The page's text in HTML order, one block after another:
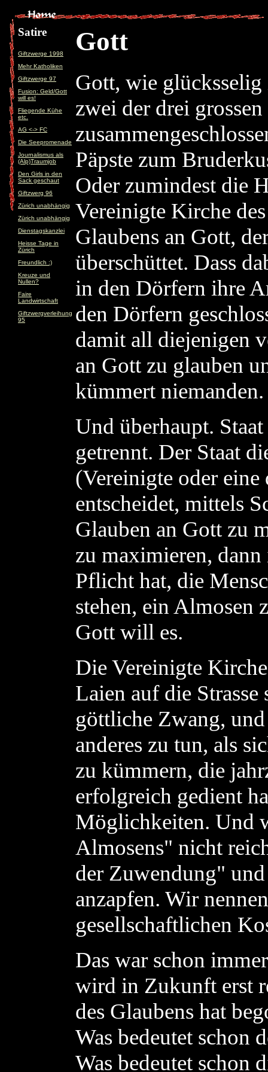
Satire
Giftzwerge 1998
Mehr Katholiken
Giftzwerge 97
Fusion: Geld/Gott
will es!
Fliegende Kühe
etc.
AG <-> FC
Die Seepromenade
Journalismus als
(Alp)Traumjob
Den Girls in den
Sack geschaut
Giftzwerg 96
Zürich unabhängig
Zürich unabhängig
Dienstagskanzlei
Heisse Tage in
Zürich
Freundlich :)
Kreuze und
Nullen?
Faire
Landwirtschaft
Giftzwergverleihung
95
Gott
Gott, wie glücksselig
zwei der drei
Päpste zum
Oder zumindest die
Vereinigte Kirche
Glaubens an Gott,
überschüttet. Dass
in den Dörfern ihre
den Dörfern
damit all diejenigen
an Gott zu glauben
kümmert niemanden.
Und überhaupt.
getrennt. Der Staat
(Vereinigte oder
entscheidet, mittels
Glauben an Gott zu
zu maximieren, dann
Pflicht hat, die
stehen, ein Almosen
Gott will es.
Die Vereinigte
Laien auf die
göttliche Zwang,
anderes zu tun, als
zu kümmern, die
erfolgreich gedient
Möglichkeiten. Und
Almosens" nicht
der Zuwendung"
anzapfen. Wir
gesellschaftlichen
Das war schon
wird in Zukunft erst
des Glaubens hat
Was bedeutet schon
Was bedeutet schon